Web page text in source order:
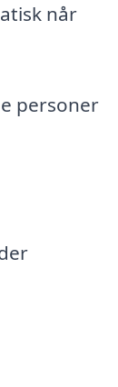
når
personer